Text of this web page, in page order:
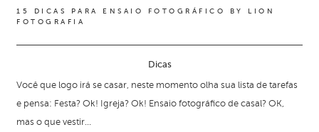
15 DICAS PARA ENSAIO FOTOGRÁFICO BY LION
FOTOGRAFIA
Dicas
Você que logo irá se casar, neste momento olha sua lista de tarefas
e pensa: Festa? Ok! Igreja? Ok! Ensaio fotográfico de casal? OK,
mas o que vestir...